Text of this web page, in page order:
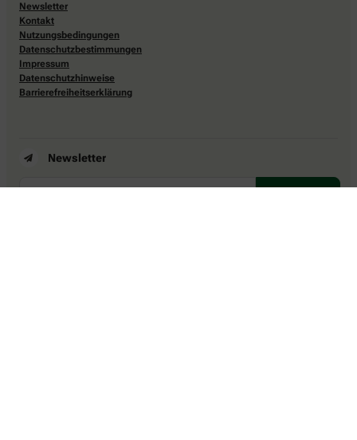
Newsletter
Kontakt
Nutzungsbedingungen
Datenschutzbestimmungen
Impressum
Datenschutzhinweise
Barrierefreiheitserklärung
Newsletter